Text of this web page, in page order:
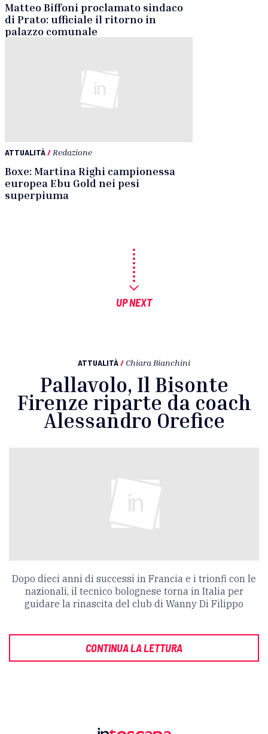
Matteo Biffoni proclamato sindaco
di Prato: ufficiale il ritorno in
palazzo comunale
ATTUALITÀ/Redazione
Boxe: Martina Righi campionessa
europea Ebu Gold nei pesi
superpiuma
UP NEXT
ATTUALITÀ/ Chiara Bianchini
Pallavolo, Il Bisonte
Firenze riparte da coach
Alessandro Orefice
Dopo dieci anni di successi in Francia e i trionfi con le
nazionali, il tecnico bolognese torna in Italia per
guidare la rinascita del club di Wanny Di Filippo
CONTINUA LA LETTURA